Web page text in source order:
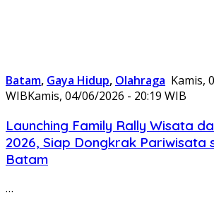
Batam, Gaya Hidup, Olahraga Kamis,
WIBKamis, 04/06/2026 - 20:19 WIB
Launching Family Rally Wisata
2026, Siap Dongkrak Pariwisata
Batam
…